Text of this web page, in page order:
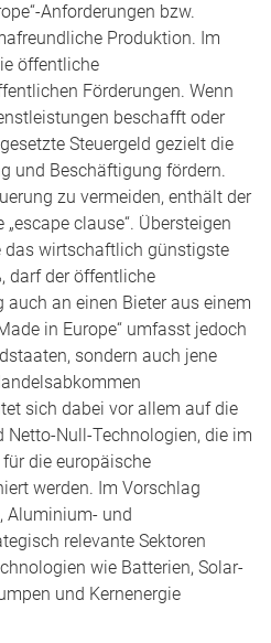
Anforderungen bzw.
Produktion. Im
öffentliche
Förderungen. Wenn
beschafft oder
Steuergeld gezielt die
und Beschäftigung fördern.
zu vermeiden, enthält der
clause“. Übersteigen
das wirtschaftlich günstigste
darf der öffentliche
an einen Bieter aus einem
in Europe“ umfasst jedoch
sondern auch jene
sich dabei vor allem auf die
Netto-Null-Technologien, die im
die europäische
werden. Im Vorschlag
Aluminium- und
relevante Sektoren
wie Batterien, Solar-
und Kernenergie